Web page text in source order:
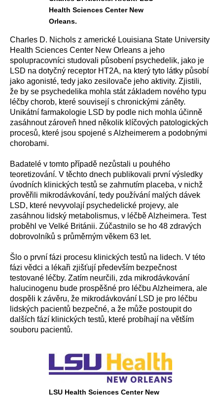
Health Sciences Center New
Orleans.
Charles D. Nichols z americké Louisiana State University
Health Sciences Center New Orleans a jeho
spolupracovníci studovali působení psychedelik, jako je
LSD na dotyčný receptor HT2A, na který tyto látky působí
jako agonisté, tedy jako zesilovače jeho aktivity. Zjistili,
že by se psychedelika mohla stát základem nového typu
léčby chorob, které souvisejí s chronickými záněty.
Unikátní farmakologie LSD by podle nich mohla účinně
zasáhnout zároveň hned několik klíčových patologických
procesů, které jsou spojené s Alzheimerem a podobnými
chorobami.
Badatelé v tomto případě nezůstali u pouhého
teoretizování. V těchto dnech publikovali první výsledky
úvodních klinických testů se zahrnutím placeba, v nichž
prověřili mikrodávkování, tedy používání malých dávek
LSD, které nevyvolají psychedelické projevy, ale
zasáhnou lidský metabolismus, v léčbě Alzheimera. Test
proběhl ve Velké Británii. Zúčastnilo se ho 48 zdravých
dobrovolníků s průměrným věkem 63 let.
Šlo o první fázi procesu klinických testů na lidech. V této
fázi vědci a lékaři zjišťují především bezpečnost
testované léčby. Zatím neurčili, zda mikrodávkování
halucinogenu bude prospěšné pro léčbu Alzheimera, ale
dospěli k závěru, že mikrodávkování LSD je pro léčbu
lidských pacientů bezpečné, a že může postoupit do
dalších fází klinických testů, které probíhají na větším
souboru pacientů.
LSU Health Sciences Center New